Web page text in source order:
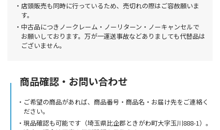
店頭販売も同時に行っているため、売切れの際はご容赦願いま
す。
中古品につきノークレーム・ノーリターン・ノーキャンセルで
お願いしております。万が一運送事故などありましても代替品は
ございません。
商品確認・お問い合わせ
ご希望の商品があれば、商品番号・商品名・お届け先をご連絡く
ださい。
現品確認も可能です（埼玉県比企郡ときがわ町大字玉川888-1）。